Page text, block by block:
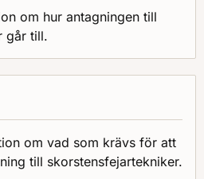
om hur antagningen till
går till.
om vad som krävs för att
till skorstensfejartekniker.